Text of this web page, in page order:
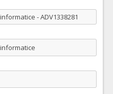
- ADV1338281